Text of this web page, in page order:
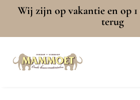
Wij zijn op vakantie en op 1
terug